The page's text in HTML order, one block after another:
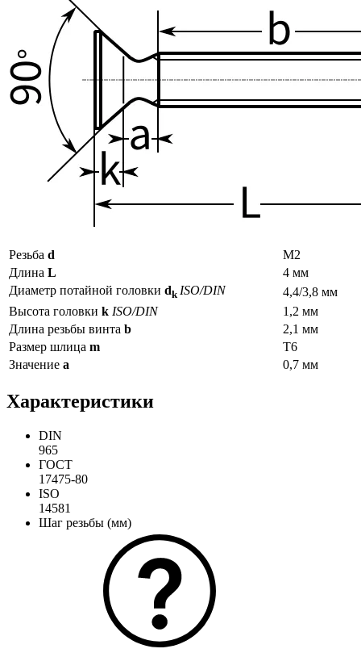
Резьба d
М2
Длина L
4 мм
Диаметр потайной головки dk ISO/DIN
4,4/3,8 мм
Высота головки k ISO/DIN
1,2 мм
Длина резьбы винта b
2,1 мм
Размер шлица m
Т6
Значение a 0,7 мм
Характеристики
DIN
965
ГОСТ
17475-80
ISO
14581
Шаг резьбы (мм)